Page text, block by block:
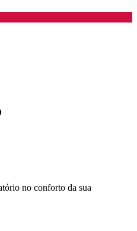
no conforto da sua